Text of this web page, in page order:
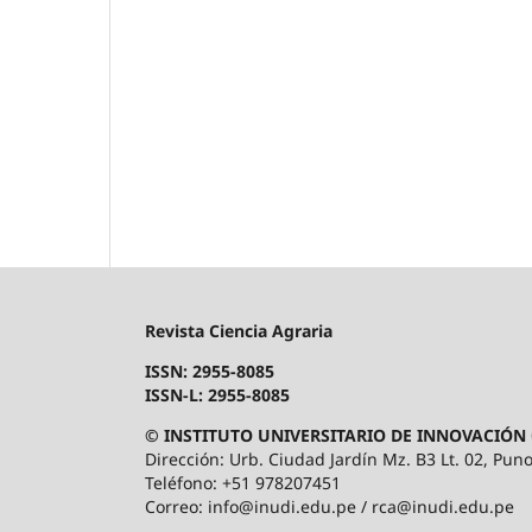
Revista Ciencia Agraria
ISSN: 2955-8085
ISSN-L: 2955-8085
© INSTITUTO UNIVERSITARIO DE
Dirección: Urb. Ciudad Jardín Mz. B3 Lt. 02,
Teléfono: +51 978207451
Correo: info@inudi.edu.pe / rca@inudi.edu.pe